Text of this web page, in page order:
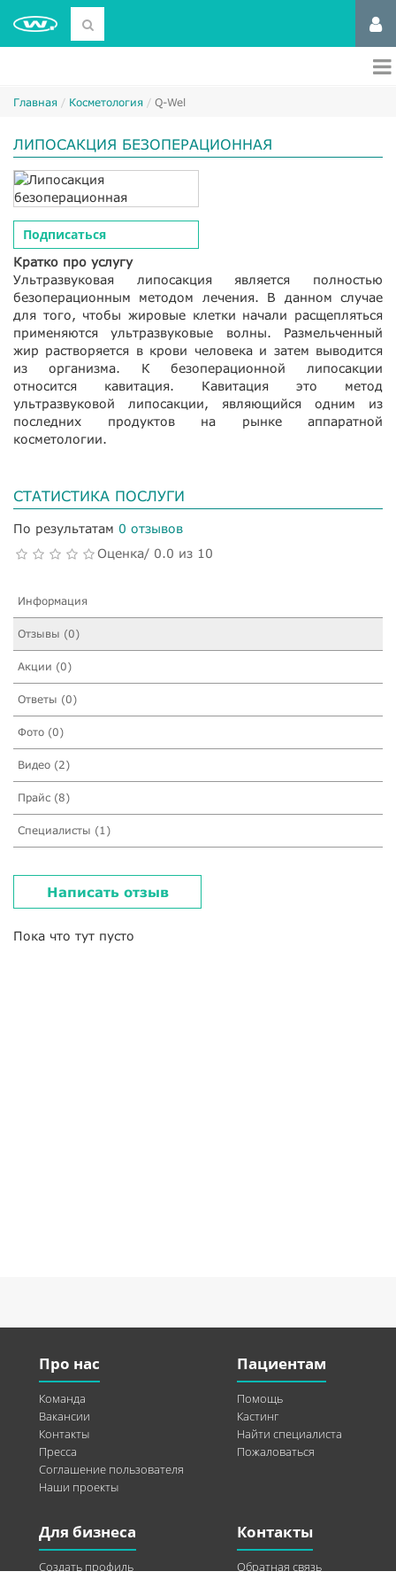
Главная Косметология Q-Wel
ЛИПОСАКЦИЯ БЕЗОПЕРАЦИОННАЯ
Подписаться
Кратко про услугу
Ультразвуковая липосакция является полностью
безоперационным методом лечения. В данном случае
для того, чтобы жировые клетки начали расщепляться
применяются ультразвуковые волны. Размельченный
жир растворяется в крови человека и затем выводится
из организма. К безоперационной липосакции
относится кавитация. Кавитация это метод
ультразвуковой липосакции, являющийся одним из
последних продуктов на рынке аппаратной
косметологии.
СТАТИСТИКА ПОСЛУГИ
По результатам 0 отзывов
Оценка/ 0.0 из 10
Информация
Отзывы (0)
Акции (0)
Ответы (0)
Фото (0)
Видео (2)
Прайс (8)
Специалисты (1)
Написать отзыв
Пока что тут пусто
Про нас
Команда
Вакансии
Контакты
Пресса
Соглашение пользователя
Наши проекты
Пациентам
Помощь
Кастинг
Найти специалиста
Пожаловаться
Для бизнеса
Создать профиль
Контакты
Обратная связь